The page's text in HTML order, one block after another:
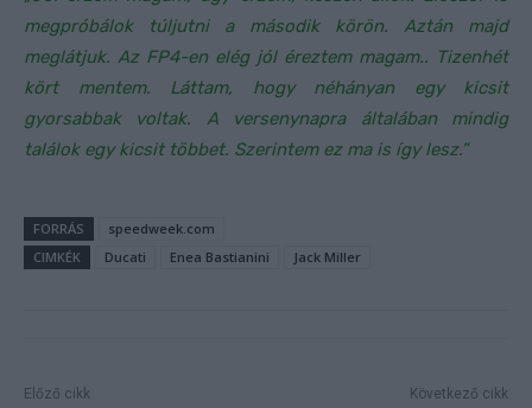
megpróbálok túljutni a második körön. Aztán majd
meglátjuk. Az FP4-en elég jól éreztem magam.. Tizenhét
kört mentem. Láttam, hogy néhányan egy kicsit
gyorsabbak voltak. A versenynapra általában mindig
találok egy kicsit többet. Szerintem ez ma is így lesz.”
FORRÁS
speedweek.com
CIMKÉK
Ducati Enea Bastianini Jack Miller
Előző cikk Következő cikk